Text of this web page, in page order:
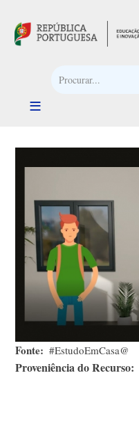
Fonte #EstudoEmCasa@
Proveniência do Recurso